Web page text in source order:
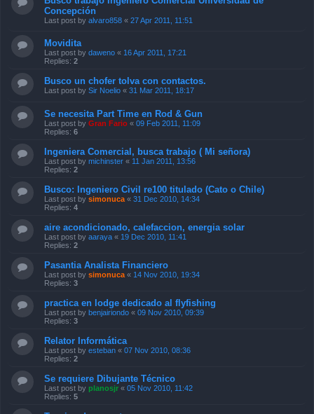
Concepción
Last post by alvaro858 « 27 Apr 2011, 11:51
Movidita
Last post by daweno « 16 Apr 2011, 17:21
Replies: 2
Busco un chofer tolva con contactos.
Last post by Sir Noelio « 31 Mar 2011, 18:17
Se necesita Part Time en Rod & Gun
Last post by Gran Fario « 09 Feb 2011, 11:09
Replies: 6
Ingeniera Comercial, busca trabajo ( Mi señora)
Last post by michinster « 11 Jan 2011, 13:56
Replies: 2
Busco: Ingeniero Civil re100 titulado (Cato o Chile)
Last post by simonuca « 31 Dec 2010, 14:34
Replies: 4
aire acondicionado, calefaccion, energia solar
Last post by aaraya « 19 Dec 2010, 11:41
Replies: 2
Pasantia Analista Financiero
Last post by simonuca « 14 Nov 2010, 19:34
Replies: 3
practica en lodge dedicado al flyfishing
Last post by benjairiondo « 09 Nov 2010, 09:39
Replies: 3
Relator Informática
Last post by esteban « 07 Nov 2010, 08:36
Replies: 2
Se requiere Dibujante Técnico
Last post by planosjr « 05 Nov 2010, 11:42
Replies: 5